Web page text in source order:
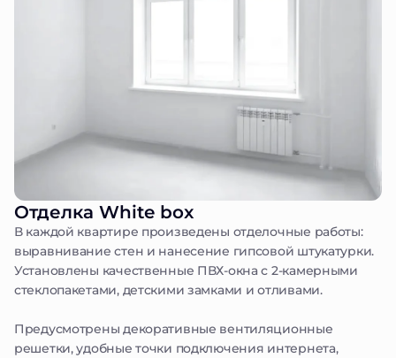
Отделка White box
В каждой квартире произведены отделочные работы:
выравнивание стен и нанесение гипсовой штукатурки.
Установлены качественные ПВХ-окна с 2-камерными
стеклопакетами, детскими замками и отливами.
Предусмотрены декоративные вентиляционные
решетки, удобные точки подключения интернета,